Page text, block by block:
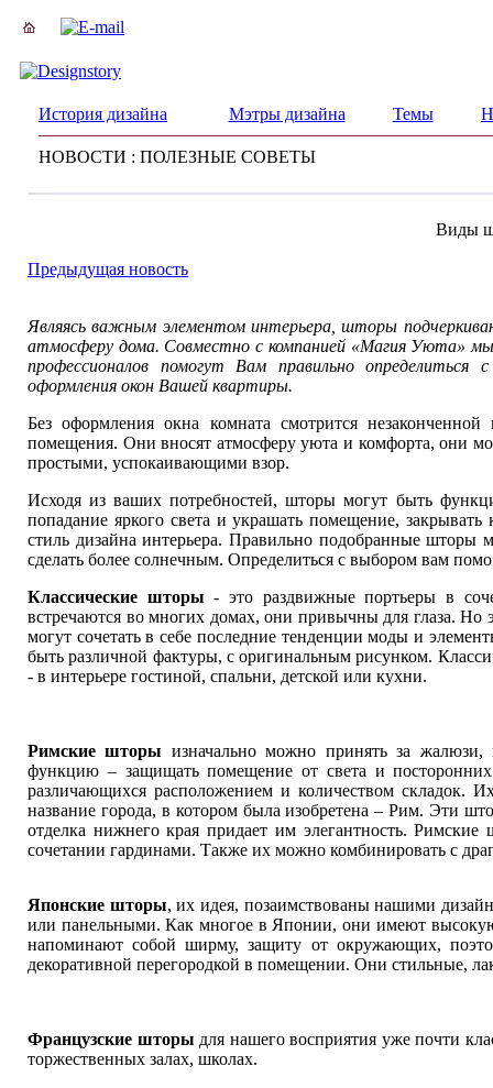
История дизайна Мэтры дизайна Темы
НОВОСТИ : ПОЛЕЗНЫЕ СОВЕТЫ
Виды
Предыдущая новость
Являясь важным элементом интерьера, шторы
атмосферу дома. Совместно с компанией «Магия Уюта»
профессионалов помогут Вам правильно
оформления окон Вашей квартиры.
Без оформления окна комната смотрится
помещения. Они вносят атмосферу уюта и комфорта, они
простыми, успокаивающими взор.
Исходя из ваших потребностей, шторы могут быть
попадание яркого света и украшать помещение,
стиль дизайна интерьера. Правильно подобранные шторы
сделать более солнечным. Определиться с выбором вам
Классические шторы- это раздвижные портьеры в
встречаются во многих домах, они привычны для глаза. Но
могут сочетать в себе последние тенденции моды и
быть различной фактуры, с оригинальным рисунком.
- в интерьере гостиной, спальни, детской или кухни.
Римские шторы изначально можно принять за
функцию – защищать помещение от света и
различающихся расположением и количеством складок.
название города, в котором была изобретена – Рим. Эти
отделка нижнего края придает им элегантность.
сочетании гардинами. Также их можно комбинировать с
Японские шторы, их идея, позаимствованы нашими
или панельными. Как многое в Японии, они имеют
напоминают собой ширму, защиту от окружающих,
декоративной перегородкой в помещении. Они стильные,
Французские шторы для нашего восприятия уже почти
торжественных залах, школах.